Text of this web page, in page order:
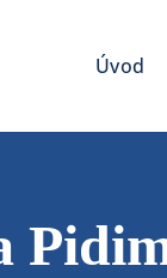
Úvod